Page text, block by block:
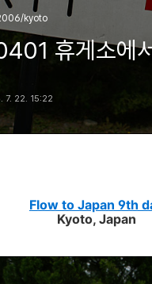
kyoto
휴게소에
7. 22. 15:22
Flow to Japan 9th
Kyoto, Japan